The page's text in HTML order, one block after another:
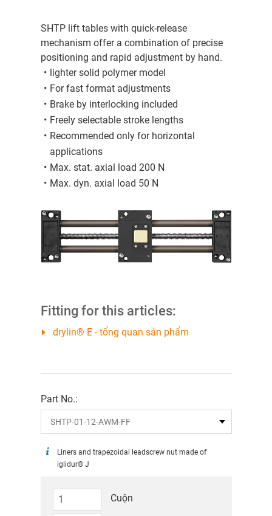
SHTP lift tables with quick-release
mechanism offer a combination of precise
positioning and rapid adjustment by hand.
lighter solid polymer model
For fast format adjustments
Brake by interlocking included
Freely selectable stroke lengths
Recommended only for horizontal
applications
Max. stat. axial load 200 N
Max. dyn. axial load 50 N
Fitting for this articles:
drylin® E - tổng quan sản phẩm
Part No.:
Liners and trapezoidal leadscrew nut made of
iglidur® J
Cuộn